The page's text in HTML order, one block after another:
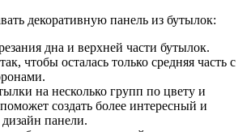
декоративную панель из бутылок:
дна и верхней части бутылок.
чтобы осталась только средняя часть с
на несколько групп по цвету и
создать более интересный и
панели.